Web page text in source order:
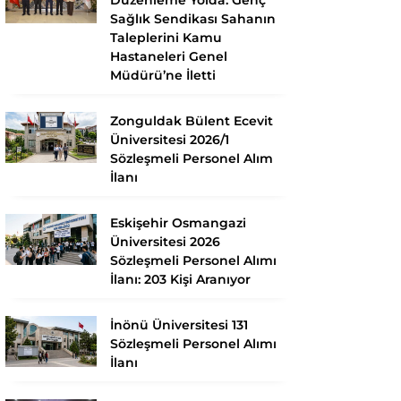
Sağlık Sendikası Sahanın
Taleplerini Kamu
Hastaneleri Genel
Müdürü’ne İletti
Zonguldak Bülent Ecevit
Üniversitesi 2026/1
Sözleşmeli Personel Alım
İlanı
Eskişehir Osmangazi
Üniversitesi 2026
Sözleşmeli Personel Alımı
İlanı: 203 Kişi Aranıyor
İnönü Üniversitesi 131
Sözleşmeli Personel Alımı
İlanı